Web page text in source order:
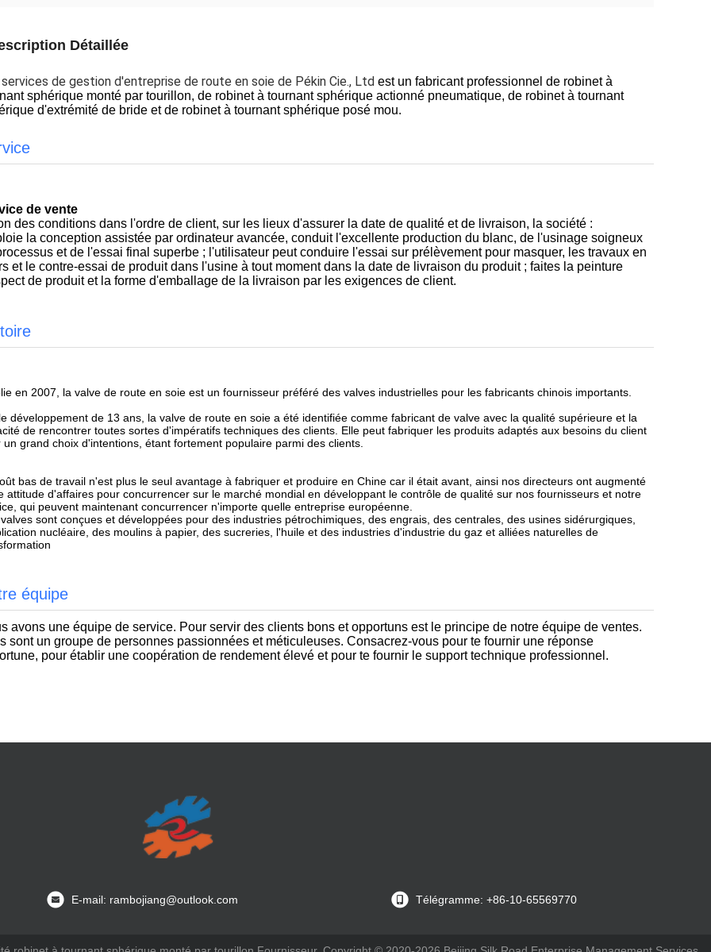
Détaillée
de gestion d'entreprise de route en soie de Pékin Cie., Ltd est un fabricant professionnel de robinet à
sphérique monté par tourillon, de robinet à tournant sphérique actionné pneumatique, de robinet à tournant
d'extrémité de bride et de robinet à tournant sphérique posé mou.
de vente
des conditions dans l'ordre de client, sur les lieux d'assurer la date de qualité et de livraison, la société :
la conception assistée par ordinateur avancée, conduit l'excellente production du blanc, de l'usinage soigneux
et de l'essai final superbe ; l'utilisateur peut conduire l'essai sur prélèvement pour masquer, les travaux en
et le contre-essai de produit dans l'usine à tout moment dans la date de livraison du produit ; faites la peinture
de produit et la forme d'emballage de la livraison par les exigences de client.
en 2007, la valve de route en soie est un fournisseur préféré des valves industrielles pour les fabricants chinois importants.
développement de 13 ans, la valve de route en soie a été identifiée comme fabricant de valve avec la qualité supérieure et la
de rencontrer toutes sortes d'impératifs techniques des clients. Elle peut fabriquer les produits adaptés aux besoins du client
un grand choix d'intentions, étant fortement populaire parmi des clients.
bas de travail n'est plus le seul avantage à fabriquer et produire en Chine car il était avant, ainsi nos directeurs ont augmenté
attitude d'affaires pour concurrencer sur le marché mondial en développant le contrôle de qualité sur nos fournisseurs et notre
qui peuvent maintenant concurrencer n'importe quelle entreprise européenne.
sont conçues et développées pour des industries pétrochimiques, des engrais, des centrales, des usines sidérurgiques,
nucléaire, des moulins à papier, des sucreries, l'huile et des industries d'industrie du gaz et alliées naturelles de
équipe
avons une équipe de service. Pour servir des clients bons et opportuns est le principe de notre équipe de ventes.
sont un groupe de personnes passionnées et méticuleuses. Consacrez-vous pour te fournir une réponse
pour établir une coopération de rendement élevé et pour te fournir le support technique professionnel.
E-mail: rambojiang@outlook.com Télégramme: +86-10-65569770